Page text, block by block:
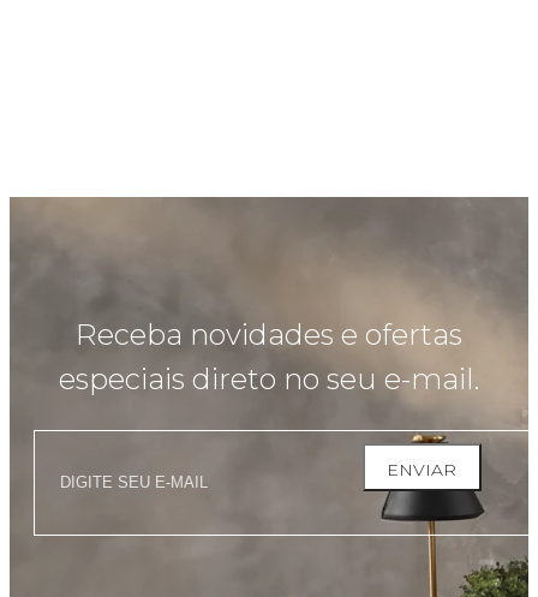
Receba novidades e ofertas
especiais direto no seu e-mail.
ENVIAR